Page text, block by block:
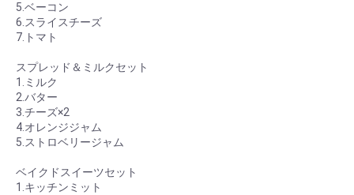
5.ベーコン
6.スライスチーズ
7.トマト
スプレッド＆ミルクセット
1.ミルク
2.バター
3.チーズ×2
4.オレンジジャム
5.ストロベリージャム
ベイクドスイーツセット
1.キッチンミット